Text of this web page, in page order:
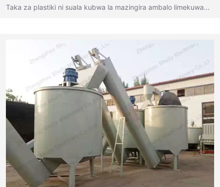
Taka za plastiki ni suala kubwa la mazingira ambalo limekuwa…